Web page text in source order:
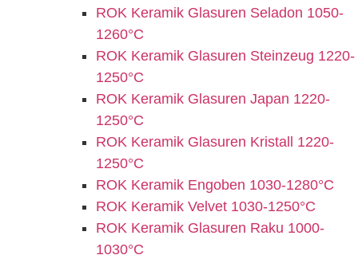
ROK Keramik Glasuren Seladon 1050-
1260°C
ROK Keramik Glasuren Steinzeug 1220-
1250°C
ROK Keramik Glasuren Japan 1220-
1250°C
ROK Keramik Glasuren Kristall 1220-
1250°C
ROK Keramik Engoben 1030-1280°C
ROK Keramik Velvet 1030-1250°C
ROK Keramik Glasuren Raku 1000-
1030°C